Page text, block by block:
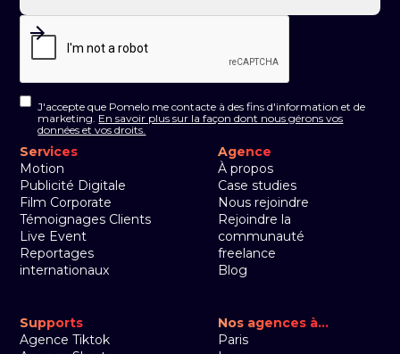
J'accepte que Pomelo me contacte à des fins d'information et de
marketing. En savoir plus sur la façon dont nous gérons vos
données et vos droits.
Services
Motion
Publicité Digitale
Film Corporate
Témoignages Clients
Live Event
Reportages
internationaux
Agence
À propos
Case studies
Nous rejoindre
Rejoindre la
communauté
freelance
Blog
Supports
Agence Tiktok
Nos agences à...
Paris